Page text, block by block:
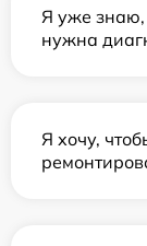
Я уже знаю,
нужна
Я хочу,